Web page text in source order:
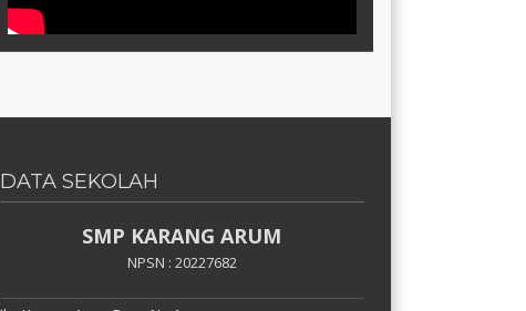
DATA SEKOLAH
SMP KARANG ARUM
NPSN : 20227682